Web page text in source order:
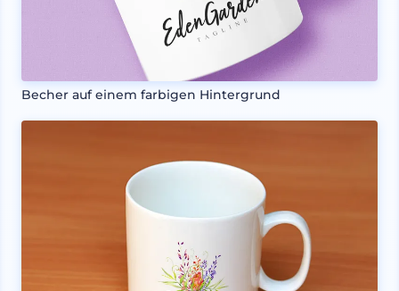
Becher auf einem farbigen Hintergrund